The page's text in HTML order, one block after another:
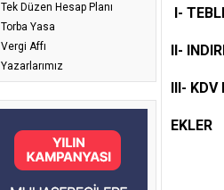
Tek Düzen Hesap Planı
Torba Yasa
Vergi Affı
Yazarlarımız
I-
II-
III- KDV
EKLER